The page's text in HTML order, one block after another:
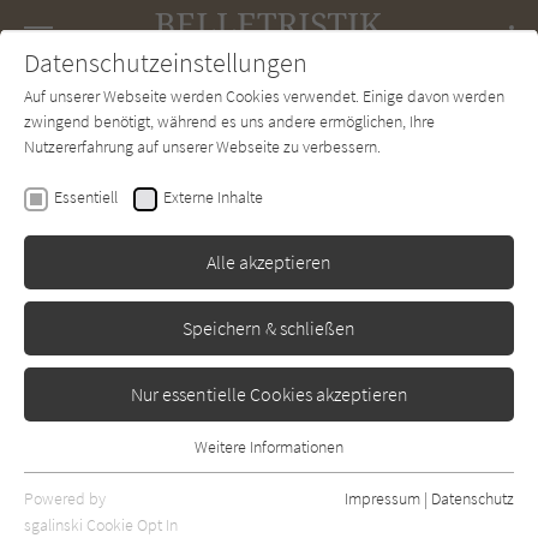
SUCHE Forum Charts Newsletter
Anna North
Standard
Alle Kategorien anzeigen
Datenschutzeinstellungen
Auf unserer Webseite werden Cookies verwendet. Einige davon werden
zwingend benötigt, während es uns andere ermöglichen, Ihre
Nutzererfahrung auf unserer Webseite zu verbessern.
Essentiell Externe Inhalte
Alle akzeptieren
Speichern & schließen
Nur essentielle Cookies akzeptieren
Essentielle Cookies werden für grundlegende Funktionen der
Webseite benötigt. Dadurch ist gewährleistet, dass die Webseite
Weitere Informationen
Powered by
sgalinski Cookie Opt In
Impressum | Datenschutz